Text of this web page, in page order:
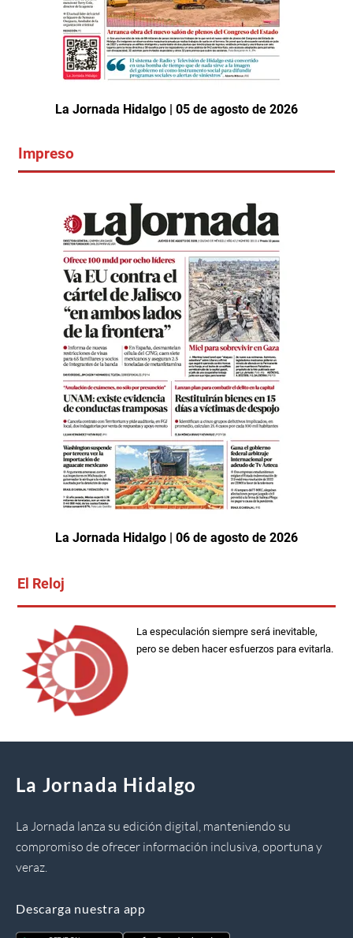
La Jornada Hidalgo | 05 de agosto de 2026
Impreso
La Jornada Hidalgo | 06 de agosto de 2026
El Reloj
La especulación siempre será inevitable,
pero se deben hacer esfuerzos para evitarla.
La Jornada Hidalgo
La Jornada lanza su edición digital, manteniendo su
compromiso de ofrecer información inclusiva, oportuna y
veraz.
Descarga nuestra app